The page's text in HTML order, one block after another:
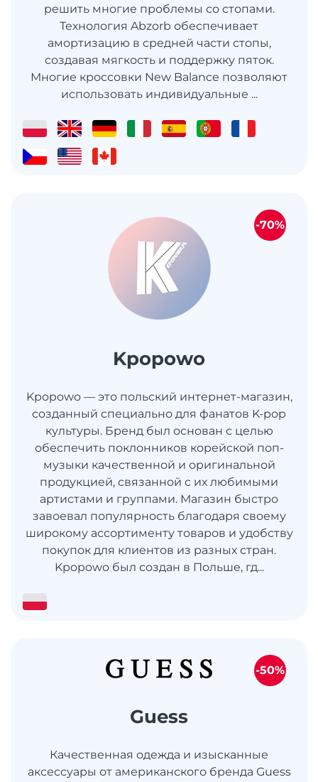
решить многие проблемы со стопами.
Технология Abzorb обеспечивает
амортизацию в средней части стопы,
создавая мягкость и поддержку пяток.
Многие кроссовки New Balance позволяют
использовать индивидуальные ...
Kpopowo
Kpopowo — это польский интернет-магазин,
созданный специально для фанатов K-pop
культуры. Бренд был основан с целью
обеспечить поклонников корейской поп-
музыки качественной и оригинальной
продукцией, связанной с их любимыми
артистами и группами. Магазин быстро
завоевал популярность благодаря своему
широкому ассортименту товаров и удобству
покупок для клиентов из разных стран.
Kpopowo был создан в Польше, гд...
-70%
Guess
Качественная одежда и изысканные
аксессуары от американского бренда Guess
-50%